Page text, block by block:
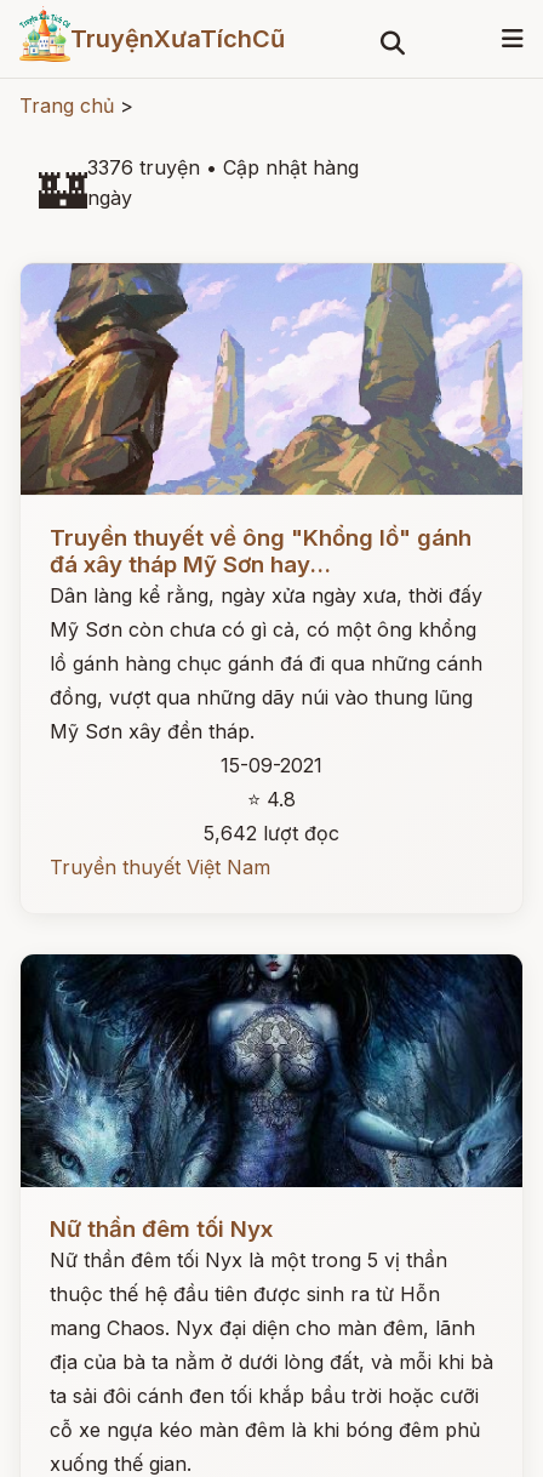
TruyệnXưaTíchCũ
Trang chủ >
🏰3376 truyện • Cập nhật hàng
ngày
Đọc ngay
Truyền thuyết về ông "Khổng lồ" gánh
đá xây tháp Mỹ Sơn hay...
Dân làng kể rằng, ngày xửa ngày xưa, thời đấy
Mỹ Sơn còn chưa có gì cả, có một ông khổng
lồ gánh hàng chục gánh đá đi qua những cánh
đồng, vượt qua những dãy núi vào thung lũng
Mỹ Sơn xây đền tháp.
15-09-2021
⭐ 4.8
5,642 lượt đọc
Truyền thuyết Việt Nam
Nữ thần đêm tối Nyx
Nữ thần đêm tối Nyx là một trong 5 vị thần
thuộc thế hệ đầu tiên được sinh ra từ Hỗn
mang Chaos. Nyx đại diện cho màn đêm, lãnh
địa của bà ta nằm ở dưới lòng đất, và mỗi khi bà
ta sải đôi cánh đen tối khắp bầu trời hoặc cưỡi
cỗ xe ngựa kéo màn đêm là khi bóng đêm phủ
xuống thế gian.